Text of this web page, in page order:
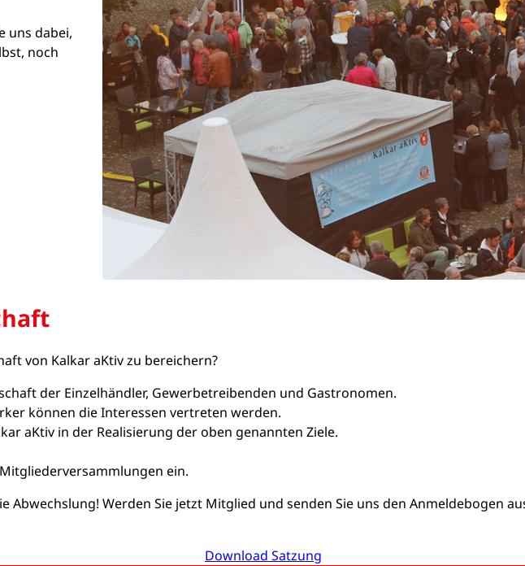
uns dabei,
noch
von Kalkar aKtiv zu bereichern?
der Einzelhändler, Gewerbetreibenden und Gastronomen.
können die Interessen vertreten werden.
aKtiv in der Realisierung der oben genannten Ziele.
ein.
Abwechslung! Werden Sie jetzt Mitglied und senden Sie uns den Anmeldebogen
Download Satzung